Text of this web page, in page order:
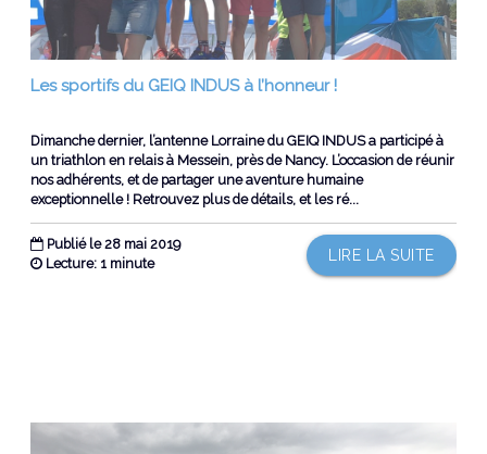
Les sportifs du GEIQ INDUS à l’honneur !
Dimanche dernier, l’antenne Lorraine du GEIQ INDUS a participé à
un triathlon en relais à Messein, près de Nancy. L’occasion de réunir
nos adhérents, et de partager une aventure humaine
exceptionnelle ! Retrouvez plus de détails, et les ré...
Publié le 28 mai 2019
LIRE LA SUITE
Lecture: 1 minute